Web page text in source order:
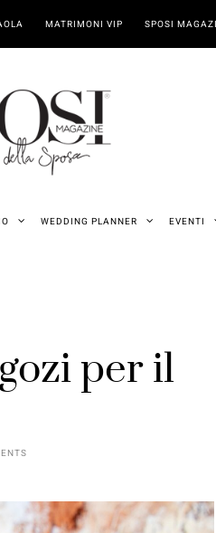
MATRIMONI VIP SPOSI
WEDDING PLANNER EVENTI
per il